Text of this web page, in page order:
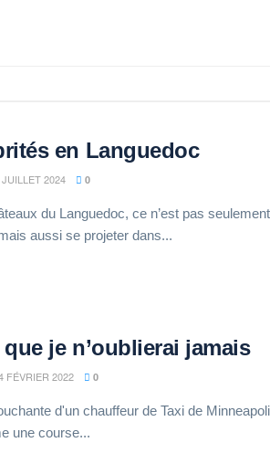
en Languedoc
2024 0
du Languedoc, ce n’est pas seulement
aussi se projeter dans...
je n’oublierai jamais
FÉVRIER 2022 0
d'un chauffeur de Taxi de
une course...